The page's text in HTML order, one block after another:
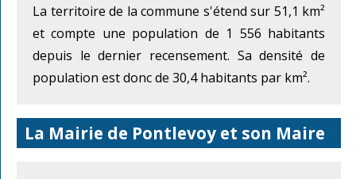
La territoire de la commune s'étend sur 51,1 km²
et compte une population de 1 556 habitants
depuis le dernier recensement. Sa densité de
population est donc de 30,4 habitants par km².
La Mairie de Pontlevoy et son Maire